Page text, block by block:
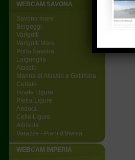
WEBCAM SAVONA
Savona mare
Bergeggi
Varigotti
Varigotti Mare
Porto Savona
Laigueglia
Alassio
Marina di Alassio e Gallinara
Ceriale
Finale Ligure
Pietra Ligure
Andora
Celle Ligure
Albisola
Varazze - Piani d’Invrea
WEBCAM IMPERIA